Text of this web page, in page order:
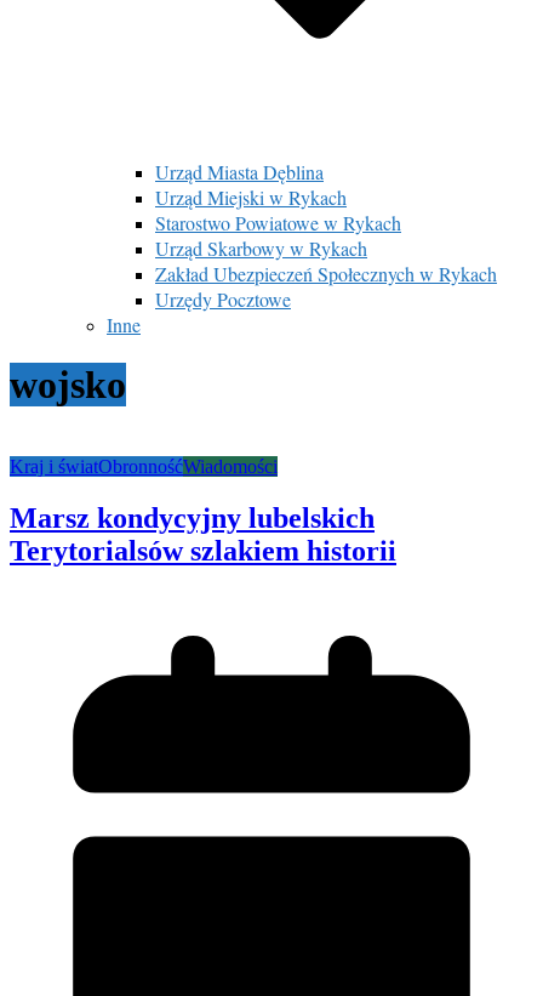
Urząd Miasta Dęblina
Urząd Miejski w Rykach
Starostwo Powiatowe w Rykach
Urząd Skarbowy w Rykach
Zakład Ubezpieczeń Społecznych w Rykach
Urzędy Pocztowe
Inne
wojsko
Kraj i światObronnośćWiadomości
Marsz kondycyjny lubelskich
Terytorialsów szlakiem historii